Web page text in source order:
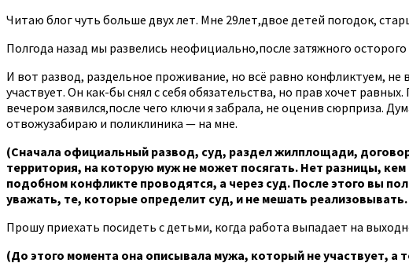
Читаю блог чуть больше двух лет. Мне 29лет,двое детей погодок,
Полгода назад мы развелись неофициально,после затяжного
И вот развод, раздельное проживание, но всё равно конфликтуем, не
участвует. Он как-бы снял с себя обязательства, но прав хочет
вечером заявился,после чего ключи я забрала, не оценив сюрприза.
отвожузабираю и поликлиника — на мне.
(Сначала официальный развод, суд, раздел жилплощади,
территория, на которую муж не может посягать. Нет разницы, кем
подобном конфликте проводятся, а через суд. После этого вы
уважать, те, которые определит суд, и не мешать
Прошу приехать посидеть с детьми, когда работа выпадает на
(До этого момента она описывала мужа, который не участвует, а